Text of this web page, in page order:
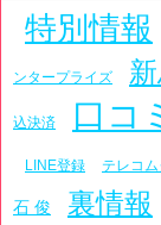
特別情報
ンタープライズ
込決済 口コ
LINE登録 テレコ
石 俊 裏情報